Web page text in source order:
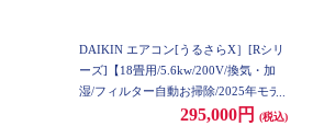
DAIKIN エアコン[うるさらX］[Rシリ
ーズ]【18畳用/5.6kw/200V/換気・加
湿/フィルター自動お掃除/2025年モデ
ル】 AN565ARP-W-ESET295,000円
(税込)